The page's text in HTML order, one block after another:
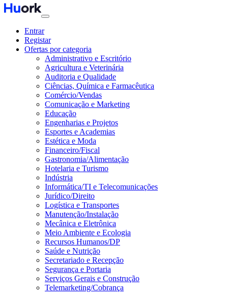
Entrar
Registar
Ofertas por categoria
Administrativo e Escritório
Agricultura e Veterinária
Auditoria e Qualidade
Ciências, Química e Farmacêutica
Comércio/Vendas
Comunicação e Marketing
Educação
Engenharias e Projetos
Esportes e Academias
Estética e Moda
Financeiro/Fiscal
Gastronomia/Alimentação
Hotelaria e Turismo
Indústria
Informática/TI e Telecomunicações
Jurídico/Direito
Logística e Transportes
Manutenção/Instalação
Mecânica e Eletrônica
Meio Ambiente e Ecologia
Recursos Humanos/DP
Saúde e Nutrição
Secretariado e Recepção
Segurança e Portaria
Serviços Gerais e Construção
Telemarketing/Cobrança